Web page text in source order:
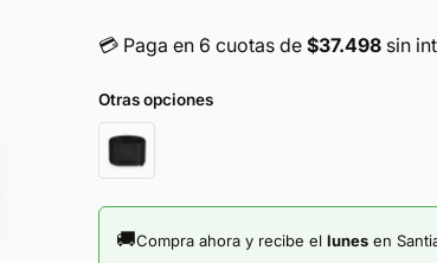
💳​ Paga en 6 cuotas de $37.498sin
Otras opciones
🚚Compra ahora y recibe el lunesen